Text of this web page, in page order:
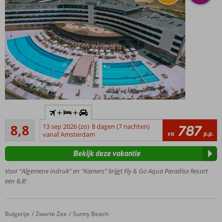
Gratis
onbeperkt
toegang
grootste
aqua park
van
Bulgarije!
afstand
8,8
Aanrader
708
beoordelingen
+ +
13 sep 2026 (zo) 8 dagen (7 nachten)
vanaf Amsterdam
va 787 p.p.
Voor “Algemene indruk” en “Kamers” krijgt Fly & Go Aqua Paradise Resort
een 8,8!
Bekijk deze vakantie
Home
Bulgarije Zwarte Zee Sunny Beach
Maria Palace